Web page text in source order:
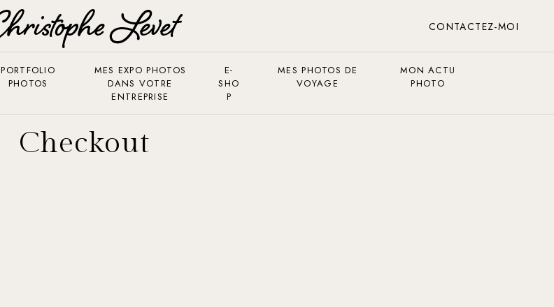
CONTACTEZ-MOI
PORTFOLIO
PHOTOS
MES EXPO PHOTOS
DANS VOTRE
ENTREPRISE
E-
SHO
P
MES PHOTOS DE
VOYAGE
MON ACTU
PHOTO
Checkout